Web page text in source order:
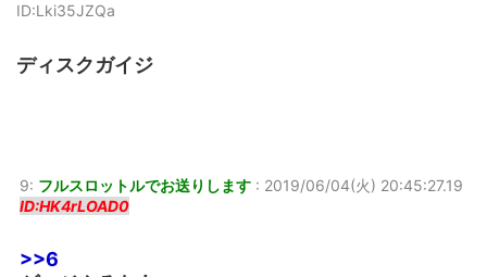
ID:Lki35JZQa
ディスクガイジ
9: フルスロットルでお送りします : 2019/06/04(火) 20:45:27.19
ID:HK4rLOAD0
>>6